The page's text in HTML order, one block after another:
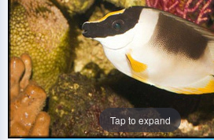
Tap to expand